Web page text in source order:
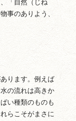
「自然（じね
事のありよう、
ります。例えば
の流れは高きか
い種類のものも
らこそがまさに